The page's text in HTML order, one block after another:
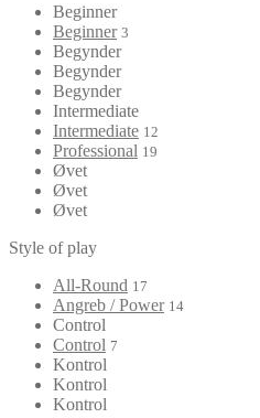
Beginner
Beginner 3
Begynder
Begynder
Begynder
Intermediate
Intermediate 12
Professional 19
Øvet
Øvet
Øvet
Style of play
All-Round 17
Angreb / Power 14
Control
Control 7
Kontrol
Kontrol
Kontrol